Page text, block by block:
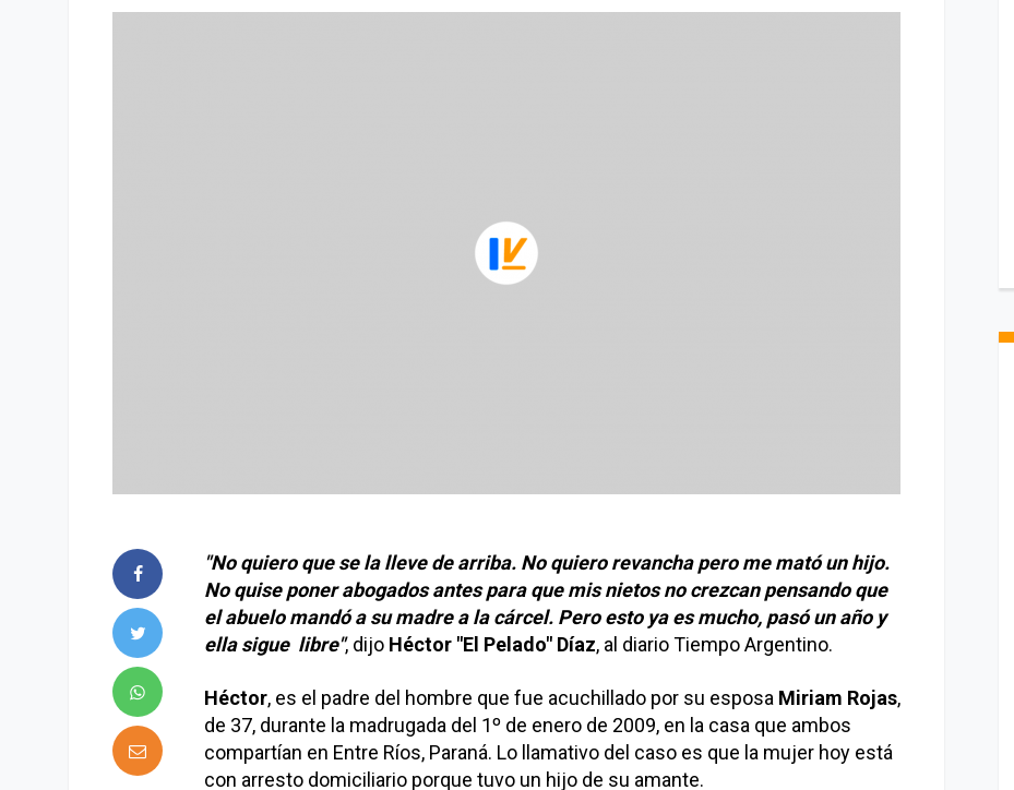
"No quiero que se la lleve de arriba. No quiero revancha pero me mató un hijo.
No quise poner abogados antes para que mis nietos no crezcan pensando que
el abuelo mandó a su madre a la cárcel. Pero esto ya es mucho, pasó un año y
ella sigue libre", dijo Héctor "El Pelado" Díaz, al diario Tiempo Argentino.
Héctor, es el padre del hombre que fue acuchillado por su esposa Miriam Rojas,
de 37, durante la madrugada del 1º de enero de 2009, en la casa que ambos
compartían en Entre Ríos, Paraná. Lo llamativo del caso es que la mujer hoy está
con arresto domiciliario porque tuvo un hijo de su amante.